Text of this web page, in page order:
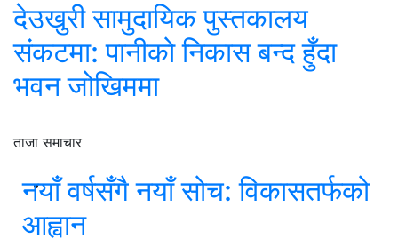
देउखुरी सामुदायिक पुस्तकालय
संकटमा: पानीको निकास बन्द हुँदा
भवन जोखिममा
ताजा समाचार
नयाँ वर्षसँगै नयाँ सोच: विकासतर्फको
आह्वान